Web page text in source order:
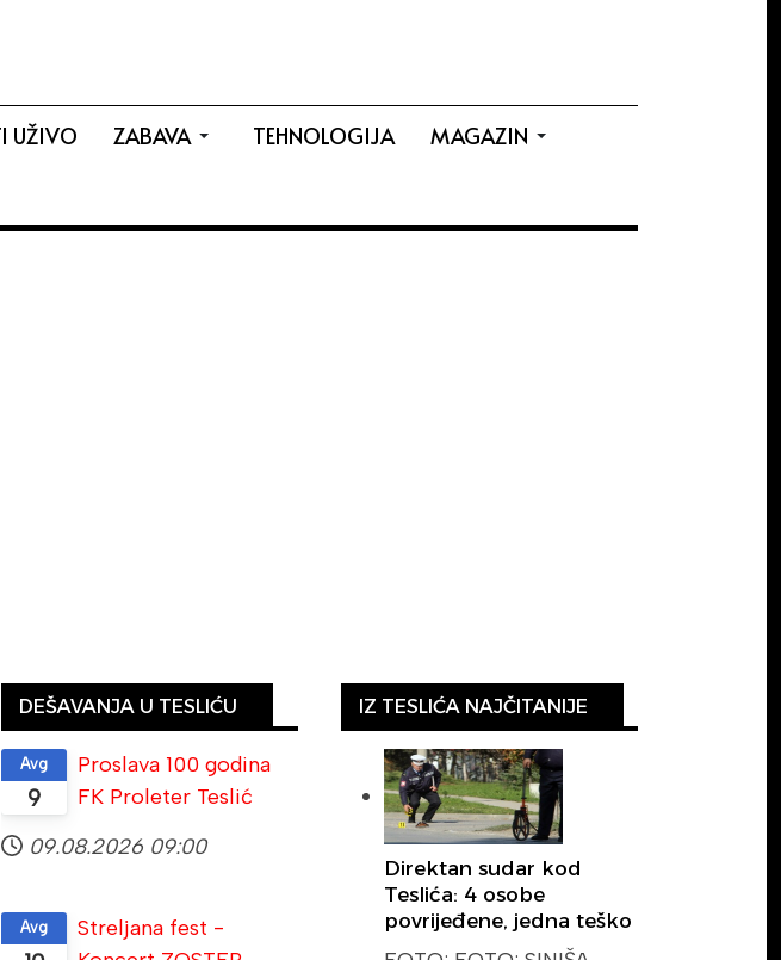
UŽIVO ZABAVA TEHNOLOGIJA
MAGAZIN
DEŠAVANJA U TESLIĆU
9
Avg
Proslava 100 godina
FK Proleter Teslić
09.08.2026 09:00
Avg
Streljana fest -
IZ TESLIĆA NAJČITANIJE
Direktan sudar kod
Teslića: 4 osobe
povrijeđene, jedna teško